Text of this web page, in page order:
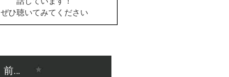
ぜひ聴いてみてください